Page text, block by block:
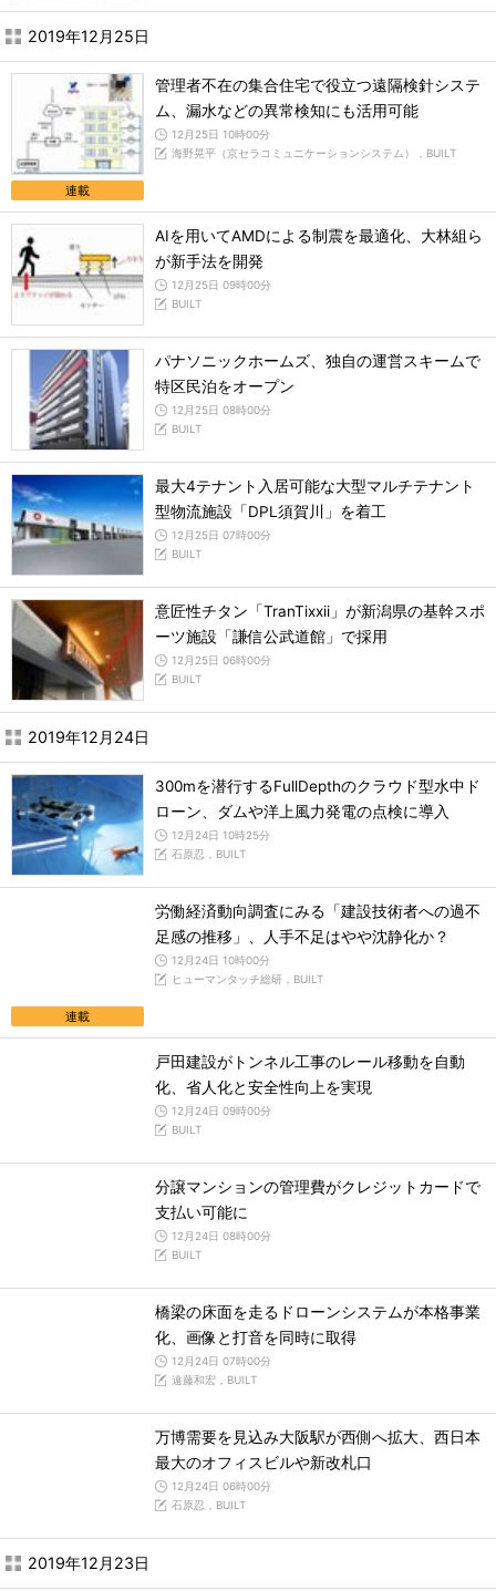
2019年12月25日
連載
管理者不在の集合住宅で役立つ遠隔検針システ
ム、漏水などの異常検知にも活用可能
12月25日 10時00分
海野晃平（京セラコミュニケーションシステム），BUILT
AIを用いてAMDによる制震を最適化、大林組ら
が新手法を開発
12月25日 09時00分
BUILT
パナソニックホームズ、独自の運営スキームで
特区民泊をオープン
12月25日 08時00分
BUILT
最大4テナント入居可能な大型マルチテナント
型物流施設「DPL須賀川」を着工
12月25日 07時00分
BUILT
意匠性チタン「TranTixxii」が新潟県の基幹スポ
ーツ施設「謙信公武道館」で採用
12月25日 06時00分
BUILT
2019年12月24日
300mを潜行するFullDepthのクラウド型水中ド
ローン、ダムや洋上風力発電の点検に導入
12月24日 10時25分
石原忍，BUILT
連載
労働経済動向調査にみる「建設技術者への過不
足感の推移」、人手不足はやや沈静化か？
12月24日 10時00分
ヒューマンタッチ総研，BUILT
戸田建設がトンネル工事のレール移動を自動
化、省人化と安全性向上を実現
12月24日 09時00分
BUILT
分譲マンションの管理費がクレジットカードで
支払い可能に
12月24日 08時00分
BUILT
橋梁の床面を走るドローンシステムが本格事業
化、画像と打音を同時に取得
12月24日 07時00分
遠藤和宏，BUILT
万博需要を見込み大阪駅が西側へ拡大、西日本
最大のオフィスビルや新改札口
12月24日 06時00分
石原忍，BUILT
2019年12月23日